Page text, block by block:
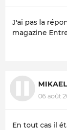
J'ai pas la
magazine
06 août
En tout cas il